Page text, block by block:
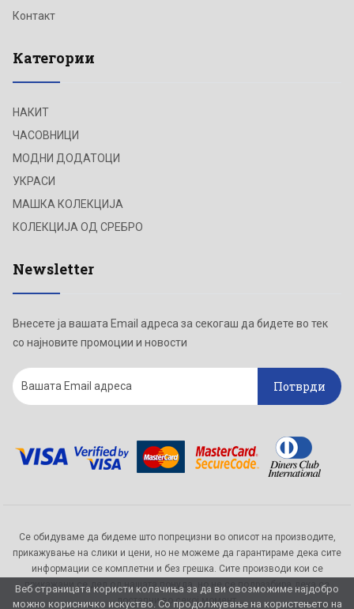
Веб страницата користи колачиња за да ви овозможиме најдобро
можно корисничко искуство. Со продолжување на користењето на
Контакт
Категории
НАКИТ
ЧАСОВНИЦИ
МОДНИ ДОДАТОЦИ
УКРАСИ
МАШКА КОЛЕКЦИЈА
КОЛЕКЦИЈА ОД СРЕБРО
Newsletter
Внесете ја вашата Email адреса за секогаш да бидете во тек
со најновите промоции и новости
Потврди
Се обидуваме да бидеме што попрецизни во описот на производите,
прикажување на слики и цени, но не можеме да гарантираме дека сите
информации се комплетни и без грешка. Сите производи кои се
прикажани се дел од нашата понуда, но не се подразбира дека се
достапни во секој момент.